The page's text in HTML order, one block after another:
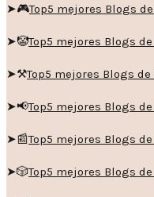
➤🎮Top5 mejores Blogs de
➤🤡Top5 mejores Blogs de
➤⚒️Top5 mejores Blogs de
➤📢Top5 mejores Blogs de
➤📰Top5 mejores Blogs de
➤🎲Top5 mejores Blogs de